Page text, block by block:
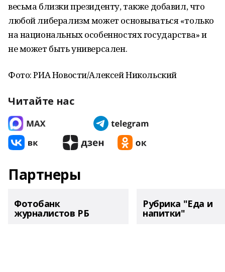
весьма близки президенту, также добавил, что
любой либерализм может основываться «только
на национальных особенностях государства» и
не может быть универсален.
Фото: РИА Новости/Алексей Никольский
Читайте нас
Партнеры
Фотобанк
журналистов РБ
Рубрика "Еда и
напитки"